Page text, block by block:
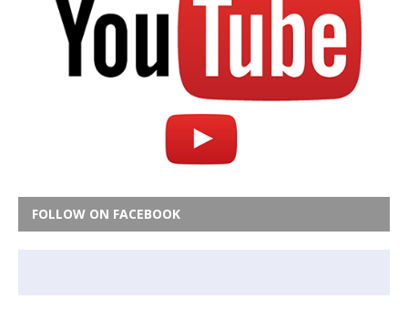
FOLLOW ON FACEBOOK